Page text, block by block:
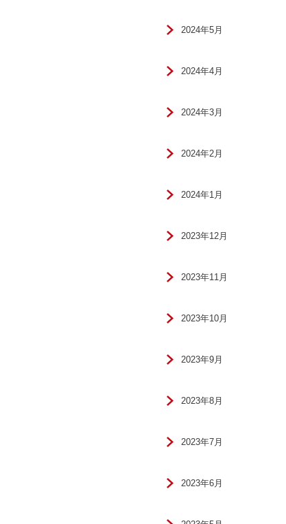
2024年5月
2024年4月
2024年3月
2024年2月
2024年1月
2023年12月
2023年11月
2023年10月
2023年9月
2023年8月
2023年7月
2023年6月